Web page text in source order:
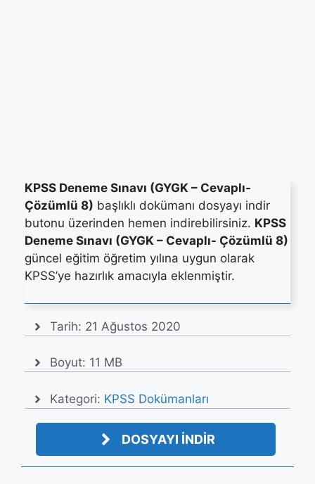
KPSS Deneme Sınavı (GYGK – Cevaplı-
Çözümlü 8) başlıklı dokümanı dosyayı indir
butonu üzerinden hemen indirebilirsiniz. KPSS
Deneme Sınavı (GYGK – Cevaplı- Çözümlü 8)
güncel eğitim öğretim yılına uygun olarak
KPSS’ye hazırlık amacıyla eklenmiştir.
Tarih: 21 Ağustos 2020
Boyut: 11 MB
Kategori: KPSS Dokümanları
DOSYAYI İNDİR